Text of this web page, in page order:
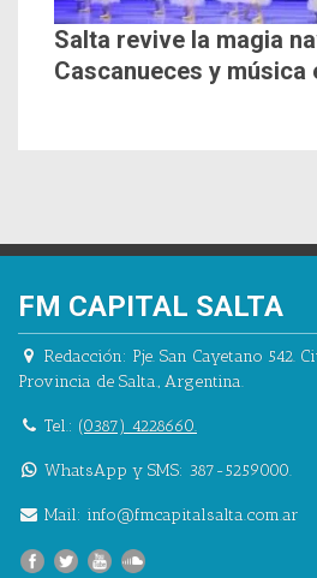
Salta revive la magia
Cascanueces y música
FM CAPITAL SALTA
Redacción: Pje. San Cayetano 542.
Provincia de Salta., Argentina.
Tel.: (0387) 4228660.
WhatsApp y SMS: 387-5259000.
Mail: info@fmcapitalsalta.com.ar